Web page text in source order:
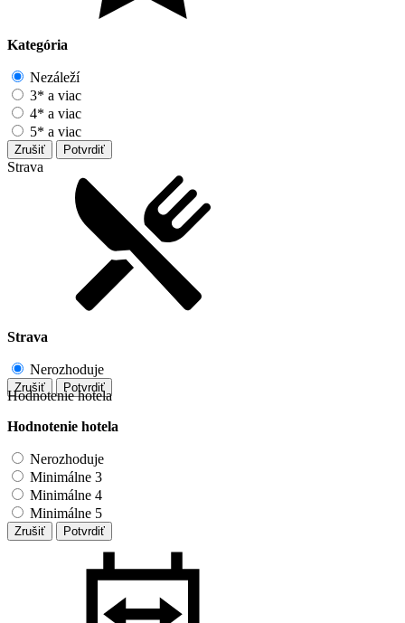
Kategória
Nezáleží
3* a viac
4* a viac
5* a viac
Zrušiť Potvrdiť
Strava
Strava
Nerozhoduje
Zrušiť Potvrdiť
Hodnotenie hotela
Hodnotenie hotela
Nerozhoduje
Minimálne 3
Minimálne 4
Minimálne 5
Zrušiť Potvrdiť